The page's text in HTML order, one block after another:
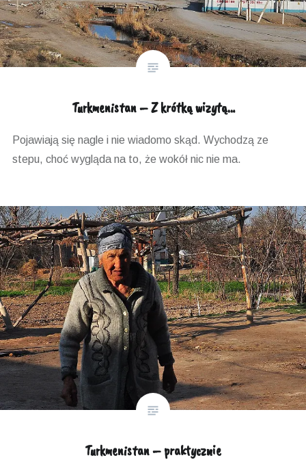
Turkmenistan – Z krótką wizytą…
Pojawiają się nagle i nie wiadomo skąd. Wychodzą ze
stepu, choć wygląda na to, że wokół nic nie ma.
Turkmenistan – praktycznie